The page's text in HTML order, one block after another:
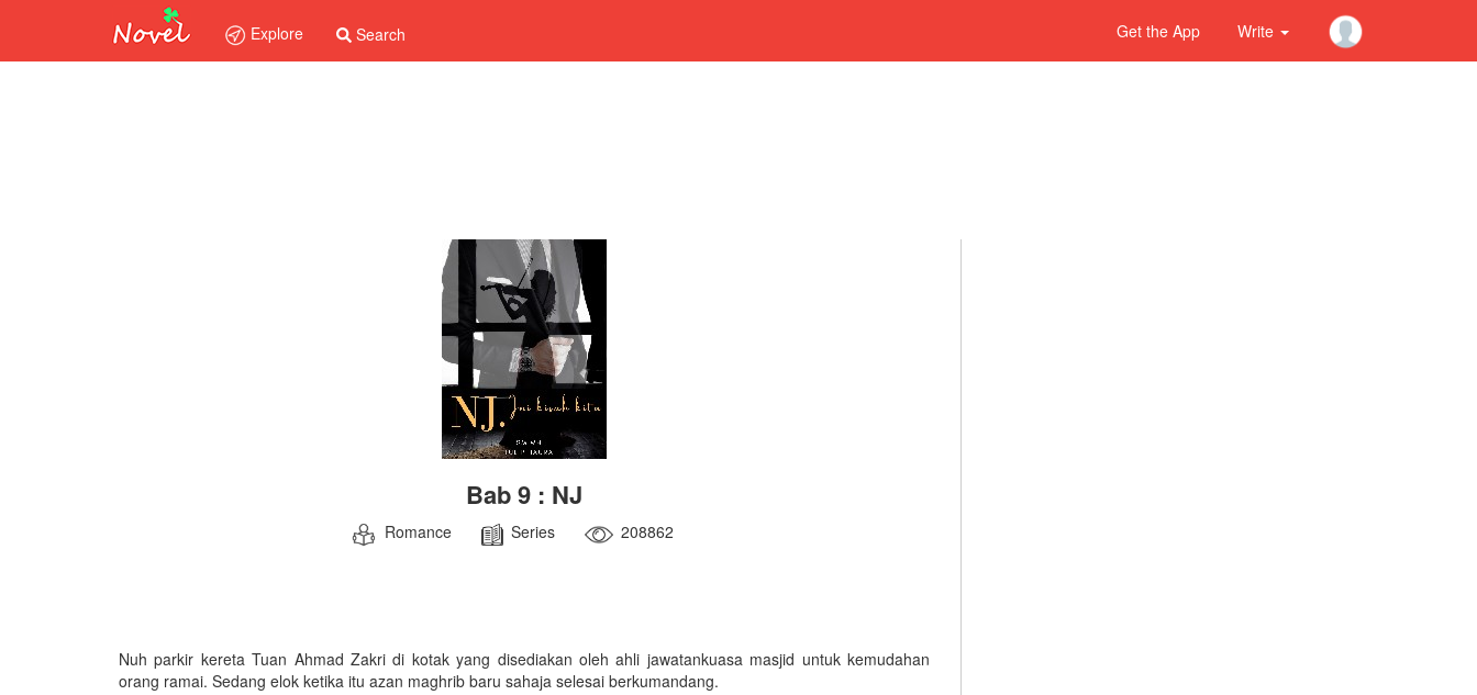
Explore Search Get the App Write
Bab 9 : NJ
Romance Series 208862
Nuh parkir kereta Tuan Ahmad Zakri di kotak yang disediakan oleh ahli jawatankuasa masjid untuk kemudahan
orang ramai. Sedang elok ketika itu azan maghrib baru sahaja selesai berkumandang.